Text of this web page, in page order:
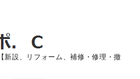
新設、リフォーム、補修・修理・撤